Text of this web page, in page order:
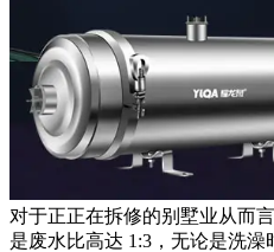
对于正正在拆修的别墅业从而
是废水比高达 1:3，无论是洗